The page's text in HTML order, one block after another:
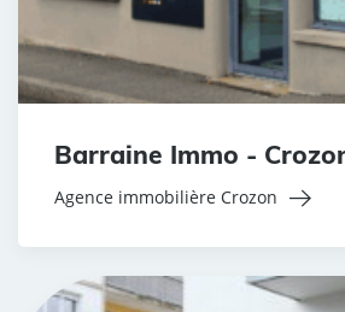
Barraine Immo -
Agence immobilière Crozon